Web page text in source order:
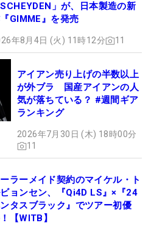
SCHEYDEN」が、日本製造の新
GIMME』を発売
年8月4日 (火) 11時12分 11
アイアン売り上げの半数以上
が外ブラ 国産アイアンの人
気が落ちている？ #週間ギア
ランキング
2026年7月30日 (木) 18時00分
11
ラーメイド契約のマイケル・ト
ョンセン、『Qi4D LS』×『24
タスブラック』でツアー初優
【WITB】